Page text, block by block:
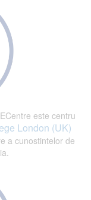
este centru
London (UK)
a cunostintelor de